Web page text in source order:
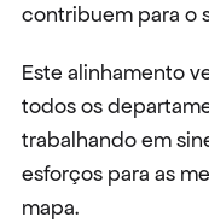
contribuem para o
Este alinhamento
todos os
trabalhando em
esforços para as
mapa.